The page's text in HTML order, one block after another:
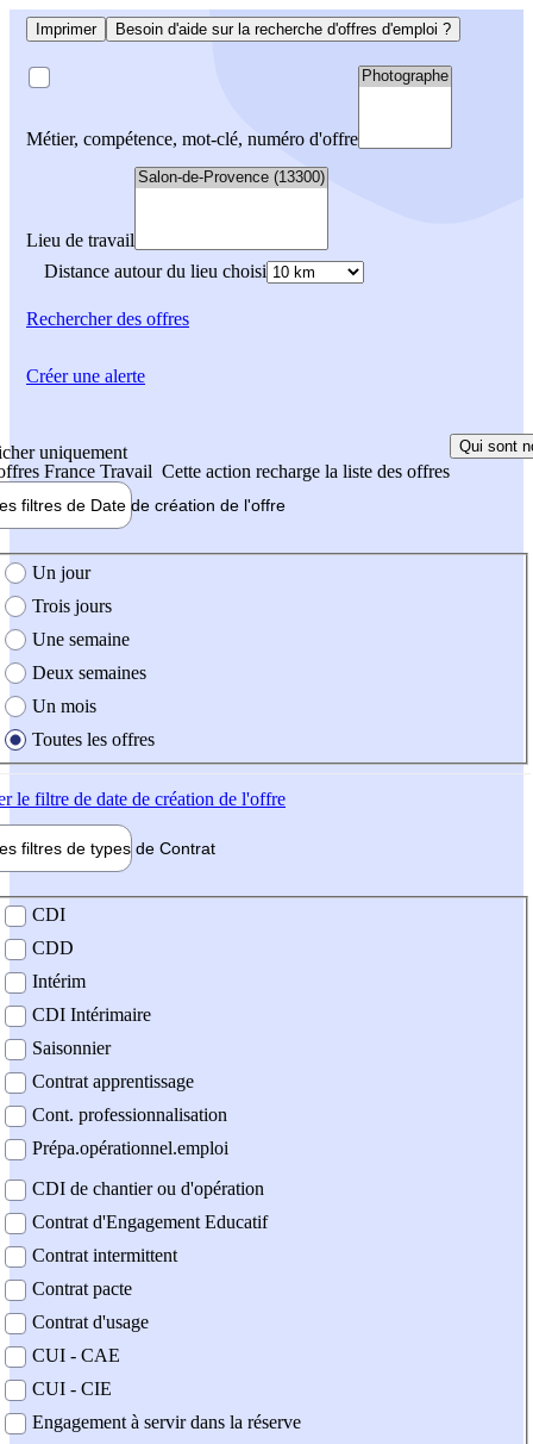
Imprimer Besoin d'aide sur la recherche d'offres d'emploi ?
Métier, compétence, mot-clé, numéro d'offre
Lieu de travail
Distance autour du lieu choisi
Rechercherdes offres
uniquement
France Travail Cette action recharge la liste des offres
Qui sont
filtres de Date de création de l'offre
création de l'offre
Un jour
Trois jours
Une semaine
Deux semaines
Un mois
Toutes les offres
le filtre de date de création de l'offre
filtres de types de Contrat
contrat
CDI
CDD
Intérim
CDI Intérimaire
Saisonnier
Contrat apprentissage
Cont. professionnalisation
Prépa.opérationnel.emploi
CDI de chantier ou d'opération
Contrat d'Engagement Educatif
Contrat intermittent
Contrat pacte
Contrat d'usage
CUI - CAE
CUI - CIE
Engagement à servir dans la réserve
Créer une alerte